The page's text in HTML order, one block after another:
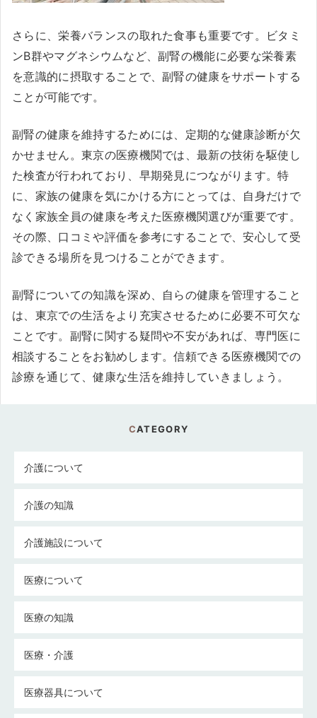
さらに、栄養バランスの取れた食事も重要です。ビタミ
ンB群やマグネシウムなど、副腎の機能に必要な栄養素
を意識的に摂取することで、副腎の健康をサポートする
ことが可能です。
副腎の健康を維持するためには、定期的な健康診断が欠
かせません。東京の医療機関では、最新の技術を駆使し
た検査が行われており、早期発見につながります。特
に、家族の健康を気にかける方にとっては、自身だけで
なく家族全員の健康を考えた医療機関選びが重要です。
その際、口コミや評価を参考にすることで、安心して受
診できる場所を見つけることができます。
副腎についての知識を深め、自らの健康を管理すること
は、東京での生活をより充実させるために必要不可欠な
ことです。副腎に関する疑問や不安があれば、専門医に
相談することをお勧めします。信頼できる医療機関での
診療を通じて、健康な生活を維持していきましょう。
CATEGORY
介護について
介護の知識
介護施設について
医療について
医療の知識
医療・介護
医療器具について